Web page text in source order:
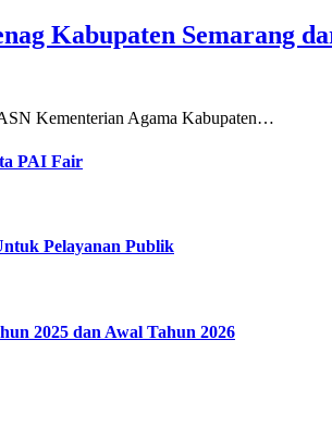
Kabupaten Semarang
Kementerian Agama Kabupaten…
PAI Fair
Pelayanan Publik
2025 dan Awal Tahun 2026